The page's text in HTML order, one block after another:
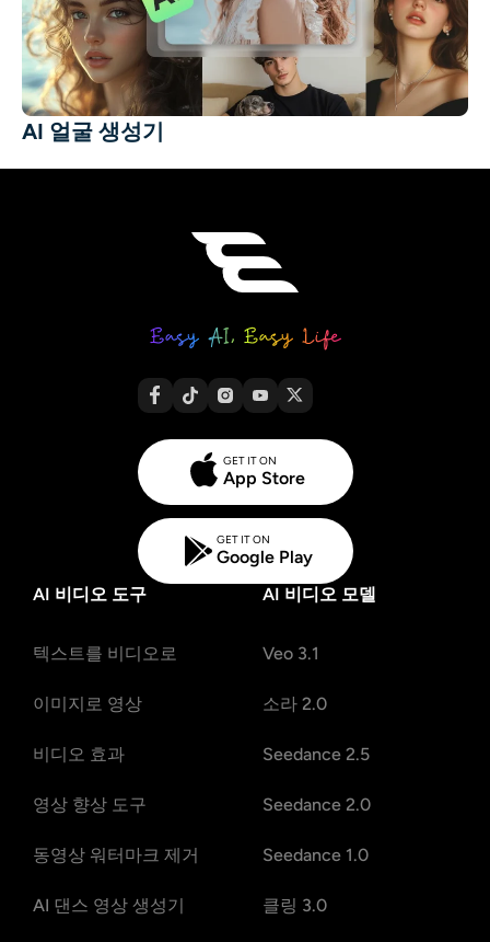
AI 얼굴 생성기
GET IT ON
App Store
GET IT ON
Google Play
AI 비디오 도구
텍스트를 비디오로
이미지로 영상
비디오 효과
영상 향상 도구
동영상 워터마크 제거
AI 댄스 영상 생성기
AI 비디오 모델
Veo 3.1
소라 2.0
Seedance 2.5
Seedance 2.0
Seedance 1.0
클링 3.0